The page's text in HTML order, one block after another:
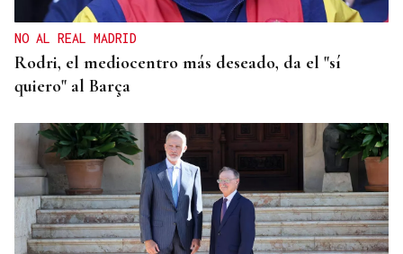
NO AL REAL MADRID
Rodri, el mediocentro más deseado, da el "sí
quiero" al Barça